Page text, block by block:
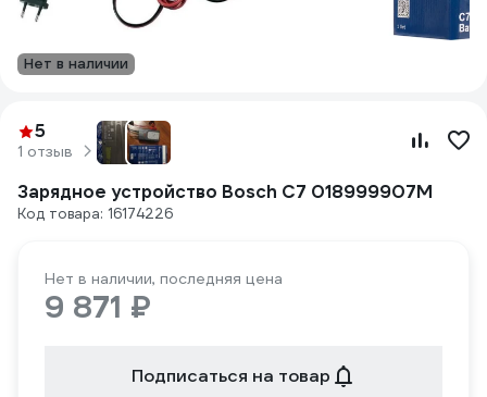
Нет в наличии
5
1 отзыв
Зарядное устройство Bosch С7 018999907M
Код товара: 16174226
Нет в наличии, последняя цена
9 871 ₽
Подписаться на товар